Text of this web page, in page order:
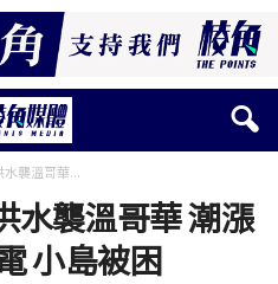
襲溫哥華...
水襲溫哥華 潮漲
小島被困